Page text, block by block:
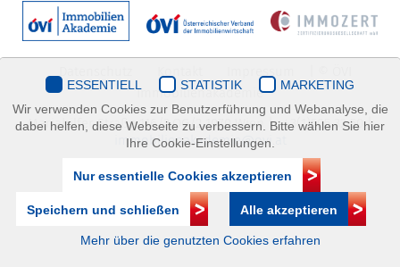
Immobilienakademie
Mariahilfer Straße 116/2.OG/2 1070 Wien | +43(1)505 32 50 |
immobilienakademie@ovi.at
ESSENTIELL STATISTIK
MARKETING
Wir verwenden Cookies zur Benutzerführung und Webanalyse, die
dabei helfen, diese Webseite zu verbessern. Bitte wählen Sie hier
Ihre Cookie-Einstellungen.
Nur essentielle Cookies akzeptieren
Speichern und schließen Alle akzeptieren
Mehr über die genutzten Cookies erfahren